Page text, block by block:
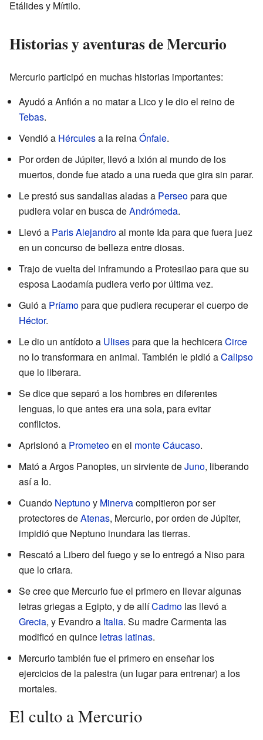
Etálides y Mírtilo.
Historias y aventuras de Mercurio
Mercurio participó en muchas historias importantes:
Ayudó a Anfión a no matar a Lico y le dio el reino de
Tebas.
Vendió a Hérculesa la reinaÓnfale.
Por orden de Júpiter, llevó a Ixión al mundo de los
muertos, donde fue atado a una rueda que gira sin parar.
Le prestó sus sandalias aladas a Perseopara que
pudiera volar en busca deAndrómeda.
Llevó a Paris Alejandroal monte Ida para que fuera juez
en un concurso de belleza entre diosas.
Trajo de vuelta del inframundo a Protesilao para que su
esposa Laodamía pudiera verlo por última vez.
Guió a Príamopara que pudiera recuperar el cuerpo de
Héctor.
Le dio un antídoto a Ulisespara que la hechiceraCirce
no lo transformara en animal. También le pidió aCalipso
que lo liberara.
Se dice que separó a los hombres en diferentes
lenguas, lo que antes era una sola, para evitar
conflictos.
Aprisionó a Prometeoen el monte Cáucaso.
Mató a Argos Panoptes, un sirviente deJuno, liberando
así a Io.
Cuando Neptunoy Minervacompitieron por ser
protectores deAtenas, Mercurio, por orden de Júpiter,
impidió que Neptuno inundara las tierras.
Rescató a Libero del fuego y se lo entregó a Niso para
que lo criara.
Se cree que Mercurio fue el primero en llevar algunas
letras griegas a Egipto, y de allíCadmo las llevó a
Grecia, y Evandro a Italia. Su madre Carmenta las
modificó en quince letras latinas.
Mercurio también fue el primero en enseñar los
ejercicios de la palestra (un lugar para entrenar) a los
mortales.
El culto a Mercurio